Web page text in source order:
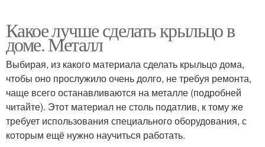
Какое лучше сделать крыльцо в
доме. Металл
Выбирая, из какого материала сделать крыльцо дома,
чтобы оно прослужило очень долго, не требуя ремонта,
чаще всего останавливаются на металле (подробней
читайте). Этот материал не столь податлив, к тому же
требует использования специального оборудования, с
которым ещё нужно научиться работать.